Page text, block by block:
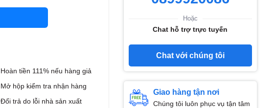
Hoặc
Chat hỗ trợ trực tuyến
Chat với chúng tôi
Giao hàng tận nơi
Chúng tôi luôn phục vụ tận tâm
Hoàn tiền 111% nếu hàng giả
Mở hộp kiểm tra nhận hàng
Đổi trả do lỗi nhà sản xuất